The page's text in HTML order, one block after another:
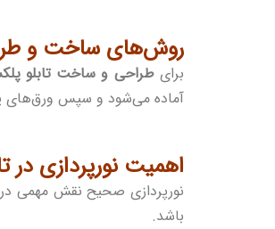
روش‌های ساخت و
برایطراحی و ساخت تابلو
آماده می‌شود و سپس ورق‌های
اهمیت نورپردازی در
نورپردازی صحیح
باشد.